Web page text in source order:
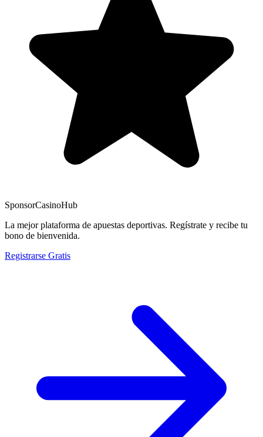
SponsorCasinoHub
La mejor plataforma de apuestas deportivas. Regístrate y recibe tu
bono de bienvenida.
Registrarse Gratis